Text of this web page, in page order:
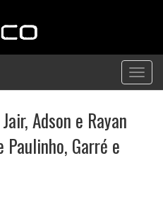
Adson e Rayan
Garré e